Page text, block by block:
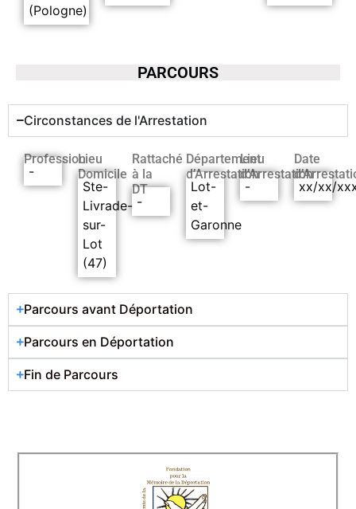
(Pologne)
PARCOURS
Circonstances de l'Arrestation
Profession
-
Lieu
Domicile
Ste-
Livrade-
sur-
Lot
(47)
Rattaché
à la
DT
-
Département
d’Arrestation
Lot-
et-
Garonne
Lieu
d’Arrestation
-
Date
xx/xx/
Parcours avant Déportation
Parcours en Déportation
Fin de Parcours